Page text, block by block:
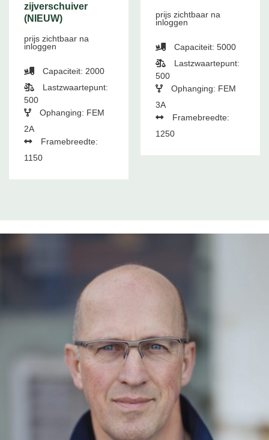
zijverschuiver
(NIEUW)
prijs zichtbaar na
inloggen
Capaciteit: 2000
Lastzwaartepunt:
500
Ophanging: FEM
2A
Framebreedte:
1150
prijs zichtbaar na
inloggen
Capaciteit: 5000
Lastzwaartepunt:
500
Ophanging: FEM
3A
Framebreedte:
1250